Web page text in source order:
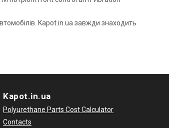
Kapot.in.ua завжди знаходить
Kapot.in.ua
Polyurethane Parts Cost Calculator
Contacts